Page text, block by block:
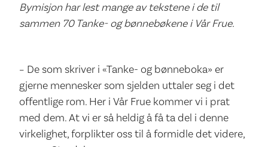
Bymisjon har lest mange av tekstene i de til
sammen 70 Tanke- og bønnebøkene i Vår Frue.
– De som skriver i «Tanke- og bønneboka» er
gjerne mennesker som sjelden uttaler seg i det
offentlige rom. Her i Vår Frue kommer vi i prat
med dem. At vi er så heldig å få ta del i denne
virkelighet, forplikter oss til å formidle det videre,